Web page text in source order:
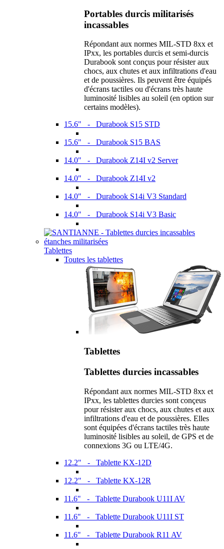
Portables durcis militarisés
incassables
Répondant aux normes MIL-STD 8xx et
IPxx, les portables durcis et semi-durcis
Durabook sont conçus pour résister aux
chocs, aux chutes et aux infiltrations d'eau
et de poussières. Ils peuvent être équipés
d'écrans tactiles ou d'écrans très haute
luminosité lisibles au soleil (en option sur
certains modèles).
15.6" - Durabook S15 STD
15.6" - Durabook S15 BAS
14.0" - Durabook Z14I v2 Server
14.0" - Durabook Z14I v2
14.0" - Durabook S14i V3 Standard
14.0" - Durabook S14i V3 Basic
Tablettes
Toutes les tablettes
Tablettes
Tablettes durcies incassables
Répondant aux normes MIL-STD 8xx et
IPxx, les tablettes durcies sont conçeus
pour résister aux chocs, aux chutes et aux
infiltrations d'eau et de poussières. Elles
sont équipées d'écrans tactiles très haute
luminosité lisibles au soleil, de GPS et de
connexions 3G ou LTE/4G.
12.2" - Tablette KX-12D
12.2" - Tablette KX-12R
11.6" - Tablette Durabook U11I AV
11.6" - Tablette Durabook U11I ST
11.6" - Tablette Durabook R11 AV